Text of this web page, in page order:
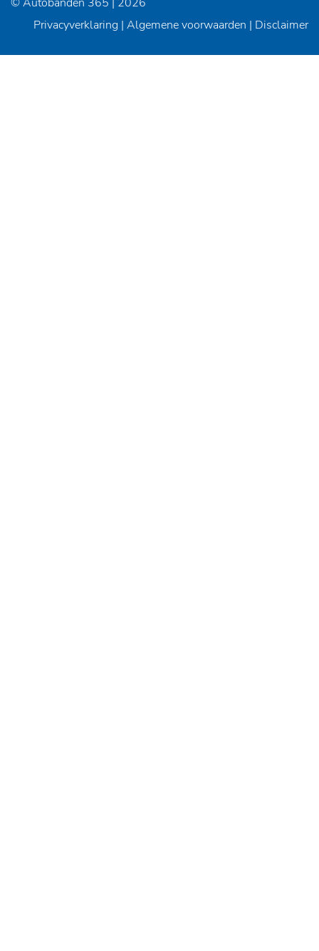
Privacyverklaring | Algemene voorwaarden | Disclaimer